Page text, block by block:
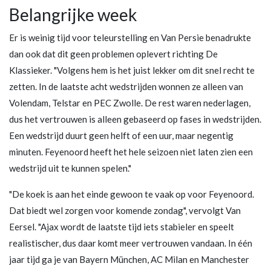
Belangrijke week
Er is weinig tijd voor teleurstelling en Van Persie benadrukte
dan ook dat dit geen problemen oplevert richting De
Klassieker. "Volgens hem is het juist lekker om dit snel recht te
zetten. In de laatste acht wedstrijden wonnen ze alleen van
Volendam, Telstar en PEC Zwolle. De rest waren nederlagen,
dus het vertrouwen is alleen gebaseerd op fases in wedstrijden.
Een wedstrijd duurt geen helft of een uur, maar negentig
minuten. Feyenoord heeft het hele seizoen niet laten zien een
wedstrijd uit te kunnen spelen."
"De koek is aan het einde gewoon te vaak op voor Feyenoord.
Dat biedt wel zorgen voor komende zondag", vervolgt Van
Eersel. "Ajax wordt de laatste tijd iets stabieler en speelt
realistischer, dus daar komt meer vertrouwen vandaan. In één
jaar tijd ga je van Bayern München, AC Milan en Manchester